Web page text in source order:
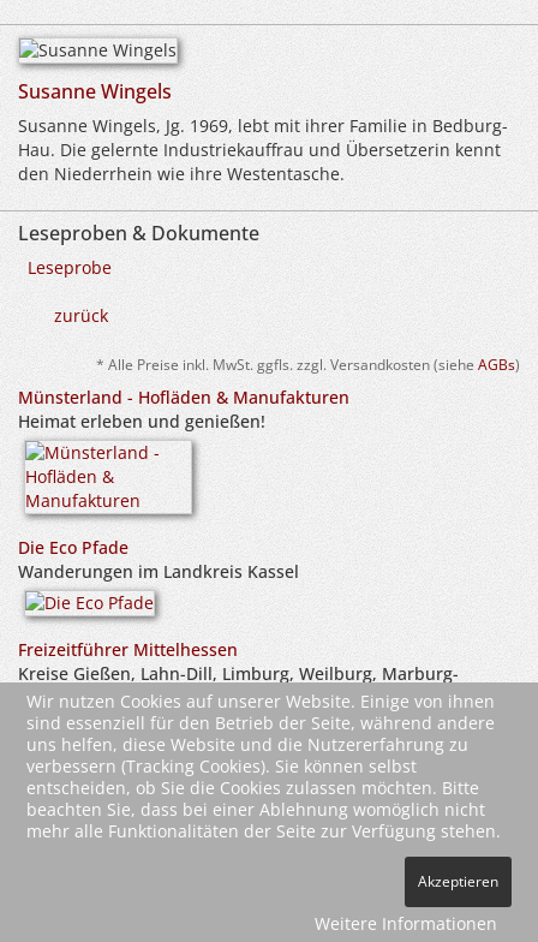
Susanne Wingels
Susanne Wingels, Jg. 1969, lebt mit ihrer Familie in Bedburg-
Hau. Die gelernte Industriekauffrau und Übersetzerin kennt
den Niederrhein wie ihre Westentasche.
Leseproben & Dokumente
Leseprobe
zurück
* Alle Preise inkl. MwSt. ggfls. zzgl. Versandkosten (siehe AGBs)
Münsterland - Hofläden & Manufakturen
Heimat erleben und genießen!
Die Eco Pfade
Wanderungen im Landkreis Kassel
Freizeitführer Mittelhessen
Kreise Gießen, Lahn-Dill, Limburg, Weilburg, Marburg-
Biedenkopf und Vogelsberg
Vertrag widerrufen
Wir nutzen Cookies auf unserer Website. Einige von ihnen
sind essenziell für den Betrieb der Seite, während andere
uns helfen, diese Website und die Nutzererfahrung zu
verbessern (Tracking Cookies). Sie können selbst
entscheiden, ob Sie die Cookies zulassen möchten. Bitte
beachten Sie, dass bei einer Ablehnung womöglich nicht
mehr alle Funktionalitäten der Seite zur Verfügung stehen.
Akzeptieren
Weitere Informationen